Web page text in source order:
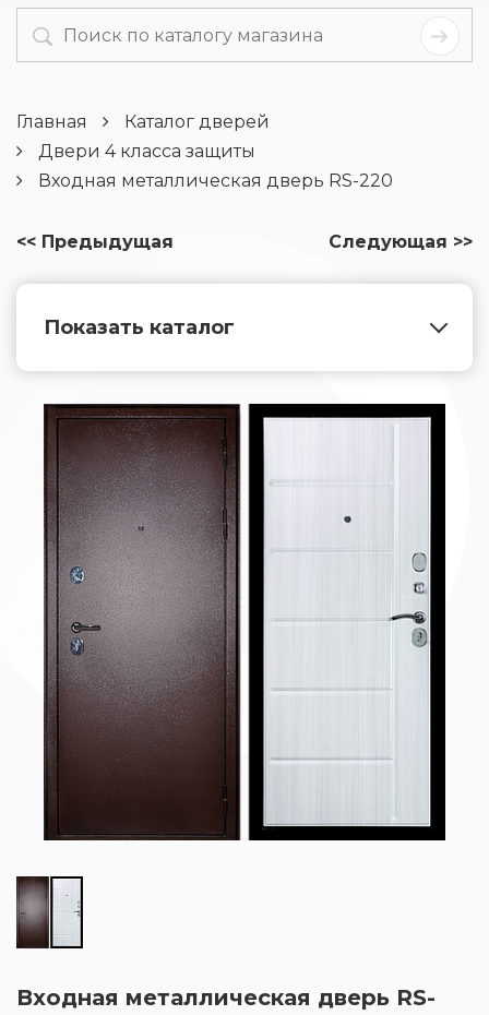
Главная
Каталог дверей
Двери 4 класса защиты
Входная металлическая дверь RS-220
<< Предыдущая Следующая >>
Показать каталог
Входная металлическая дверь RS-